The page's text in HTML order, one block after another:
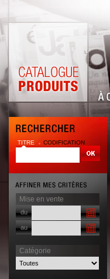
TITRE CODIFICATION
Mise en vente
du
au
Catégorie